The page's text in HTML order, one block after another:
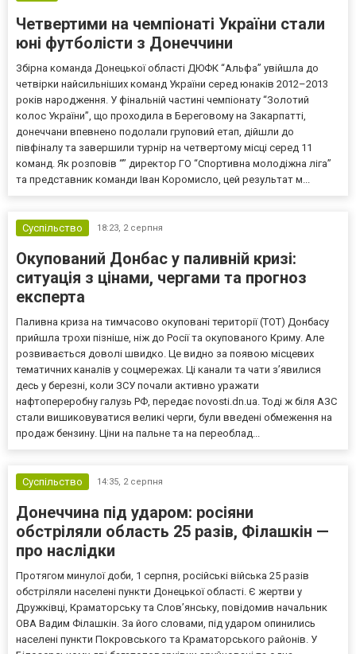
Четвертими на чемпіонаті України стали
юні футболісти з Донеччини
Збірна команда Донецької області ДЮФК “Альфа” увійшла до
четвірки найсильніших команд України серед юнаків 2012–2013
років народження. У фінальній частині чемпіонату “Золотий
колос України”, що проходила в Береговому на Закарпатті,
донеччани впевнено подолали груповий етап, дійшли до
півфіналу та завершили турнір на четвертому місці серед 11
команд. Як розповів “” директор ГО “Спортивна молодіжна ліга”
та представник команди Іван Коромисло, цей результат м...
Суспільство 18:23, 2 серпня
Окупований Донбас у паливній кризі:
ситуація з цінами, чергами та прогноз
експерта
Паливна криза на тимчасово окуповані території (ТОТ) Донбасу
прийшла трохи пізніше, ніж до Росії та окупованого Криму. Але
розвивається доволі швидко. Це видно за появою місцевих
тематичних каналів у соцмережах. Ці канали та чати з’явилися
десь у березні, коли ЗСУ почали активно уражати
нафтопереробну галузь РФ, передає novosti.dn.ua. Тоді ж біля АЗС
стали вишиковуватися великі черги, були введені обмеження на
продаж бензину. Ціни на пальне та на переоблад...
Суспільство 14:35, 2 серпня
Донеччина під ударом: росіяни
обстріляли область 25 разів, Філашкін —
про наслідки
Протягом минулої доби, 1 серпня, російські війська 25 разів
обстріляли населені пункти Донецької області. Є жертви у
Дружківці, Краматорську та Слов’янську, повідомив начальник
ОВА Вадим Філашкін. За його словами, під ударом опинились
населені пункти Покровського та Краматорського районів. У